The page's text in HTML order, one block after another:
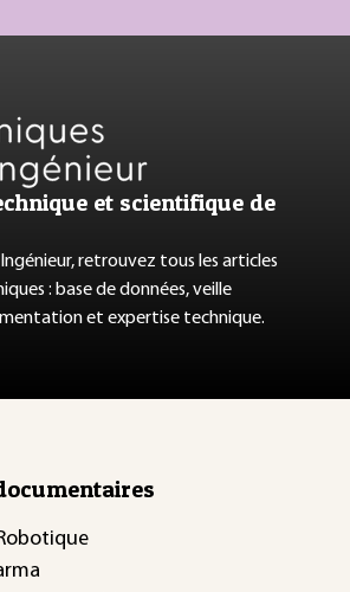
et scientifique de
retrouvez tous les articles
: base de données, veille
et expertise technique.